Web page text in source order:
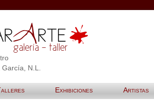
N.L.
Exhibiciones Artistas